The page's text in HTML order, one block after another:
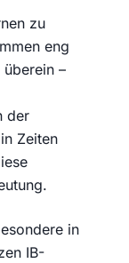
zu
eng
–
der
Zeiten
in
IB-